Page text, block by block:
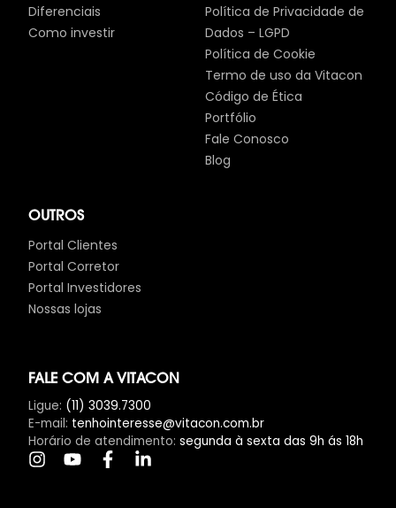
Diferenciais
Como investir
Política de Privacidade de
Dados – LGPD
Política de Cookie
Termo de uso da Vitacon
Código de Ética
Portfólio
Fale Conosco
Blog
OUTROS
Portal Clientes
Portal Corretor
Portal Investidores
Nossas lojas
FALE COM A VITACON
Ligue: (11) 3039.7300
E-mail: tenhointeresse@vitacon.com.br
Horário de atendimento: segunda à sexta das 9h ás 18h